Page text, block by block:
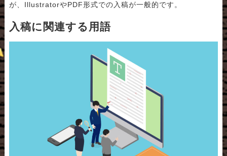
が、IllustratorやPDF形式での入稿が一般的です。
入稿に関連する用語